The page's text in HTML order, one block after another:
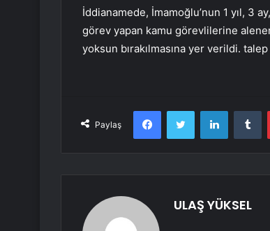
İddianamede, İmamoğlu’nun 1 yıl, 3
görev yapan kamu görevlilerine
yoksun bırakılmasına yer verildi.
Paylaş
FacebookTwitter LinkedIn
ULAŞ YÜKSEL